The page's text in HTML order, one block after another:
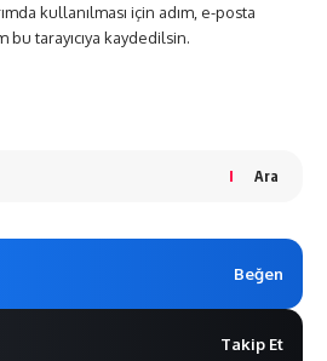
kullanılması için adım, e-posta
bu tarayıcıya kaydedilsin.
Ara
Beğen
Takip Et